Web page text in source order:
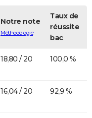
Notre note
Méthodologie
Taux de
réussite
bac
18,80 / 20 100,0 %
16,04 / 20 92,9 %